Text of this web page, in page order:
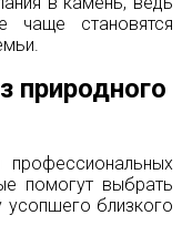
чаще становятся
природного
помогут выбрать
усопшего близкого